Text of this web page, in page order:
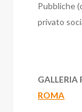
Pubbliche
privato
ROMA